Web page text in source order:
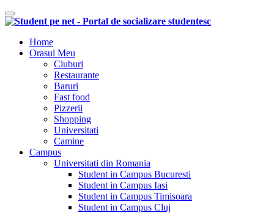
Comutare navigare
Home
Orasul Meu
Cluburi
Restaurante
Baruri
Fast food
Pizzerii
Shopping
Universitati
Camine
Campus
Universitati din Romania
Student in Campus Bucuresti
Student in Campus Iasi
Student in Campus Timisoara
Student in Campus Cluj